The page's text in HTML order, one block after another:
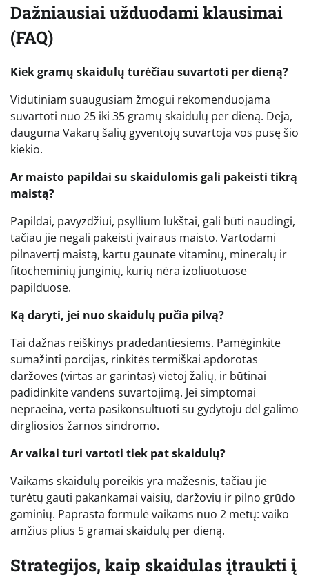
Dažniausiai užduodami klausimai
(FAQ)
Kiek gramų skaidulų turėčiau suvartoti per dieną?
Vidutiniam suaugusiam žmogui rekomenduojama
suvartoti nuo 25 iki 35 gramų skaidulų per dieną. Deja,
dauguma Vakarų šalių gyventojų suvartoja vos pusę šio
kiekio.
Ar maisto papildai su skaidulomis gali pakeisti tikrą
maistą?
Papildai, pavyzdžiui, psyllium lukštai, gali būti naudingi,
tačiau jie negali pakeisti įvairaus maisto. Vartodami
pilnavertį maistą, kartu gaunate vitaminų, mineralų ir
fitocheminių junginių, kurių nėra izoliuotuose
papilduose.
Ką daryti, jei nuo skaidulų pučia pilvą?
Tai dažnas reiškinys pradedantiesiems. Pamėginkite
sumažinti porcijas, rinkitės termiškai apdorotas
daržoves (virtas ar garintas) vietoj žalių, ir būtinai
padidinkite vandens suvartojimą. Jei simptomai
nepraeina, verta pasikonsultuoti su gydytoju dėl galimo
dirgliosios žarnos sindromo.
Ar vaikai turi vartoti tiek pat skaidulų?
Vaikams skaidulų poreikis yra mažesnis, tačiau jie
turėtų gauti pakankamai vaisių, daržovių ir pilno grūdo
gaminių. Paprasta formulė vaikams nuo 2 metų: vaiko
amžius plius 5 gramai skaidulų per dieną.
Strategijos, kaip skaidulas įtraukti į